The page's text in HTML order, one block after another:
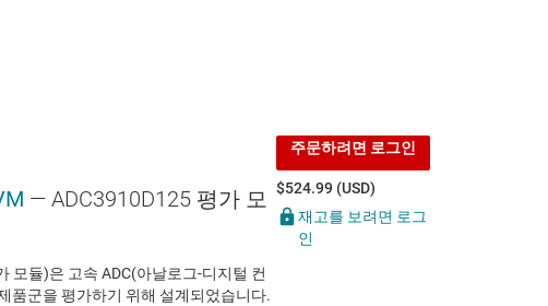
— ADC3910D125 평가 모
모듈)은 고속 ADC(아날로그-디지털 컨
품군을 평가하기 위해 설계되었습니다.
주문하려면 로그인
$524.99 (USD)
재고를 보려면 로그
인